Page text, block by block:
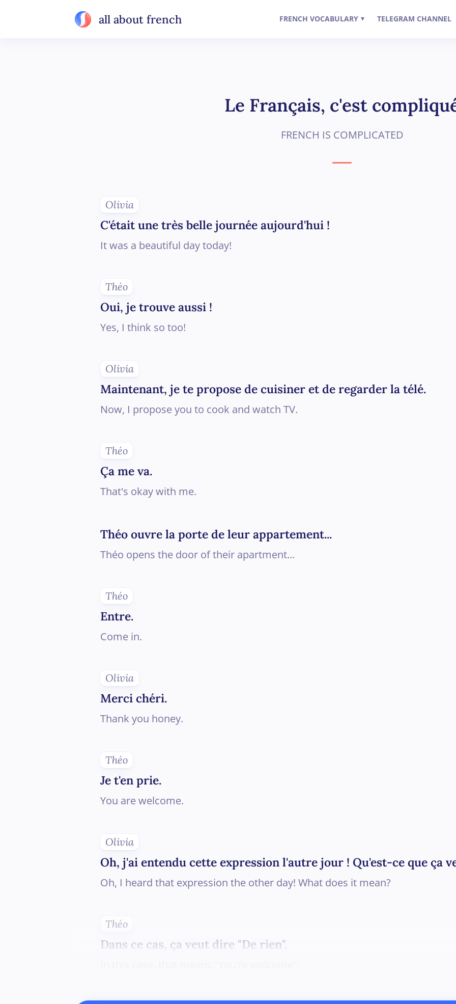
all about french FRENCH VOCABULARY ▾ TELEGRAM CHANNEL
Le Français, c'est
FRENCH IS COMPLICATED
Olivia
C'était une très belle journée aujourd'hui !
It was a beautiful day today!
Théo
Oui, je trouve aussi !
Yes, I think so too!
Olivia
Maintenant, je te propose de cuisiner et de regarder la télé.
Now, I propose you to cook and watch TV.
Théo
Ça me va.
That's okay with me.
Théo ouvre la porte de leur appartement...
Théo opens the door of their apartment...
Théo
Entre.
Come in.
Olivia
Merci chéri.
Thank you honey.
Théo
Je t'en prie.
You are welcome.
Olivia
Oh, j'ai entendu cette expression l'autre jour ! Qu'est-ce que ça
Oh, I heard that expression the other day! What does it mean?
Théo
Dans ce cas, ça veut dire "De rien".